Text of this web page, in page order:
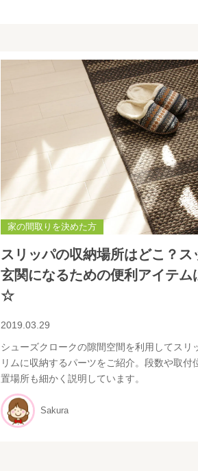
家の間取りを決めた方
スリッパの収納場所はどこ？ス
玄関になるための便利アイテム
☆
2019.03.29
シューズクロークの隙間空間を利用してスリ
リムに収納するパーツをご紹介。段数や取付
置場所も細かく説明しています。
Sakura